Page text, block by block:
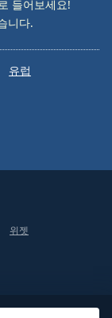
들어보세요!
니다.
유럽
위젯